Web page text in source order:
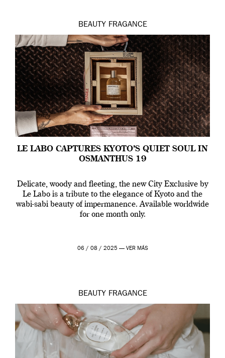
BEAUTY FRAGANCE
LE LABO CAPTURES KYOTO’S QUIET SOUL IN
OSMANTHUS 19
Delicate, woody and fleeting, the new City Exclusive by
Le Labo is a tribute to the elegance of Kyoto and the
wabi-sabi beauty of impermanence. Available worldwide
for one month only.
06 / 08 / 2025 — VER MÁS
BEAUTY FRAGANCE